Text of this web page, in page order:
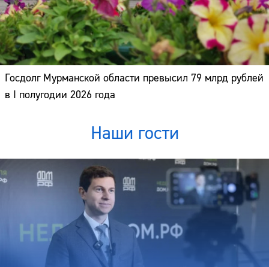
Госдолг Мурманской области превысил 79 млрд рублей
в I полугодии 2026 года
Наши гости